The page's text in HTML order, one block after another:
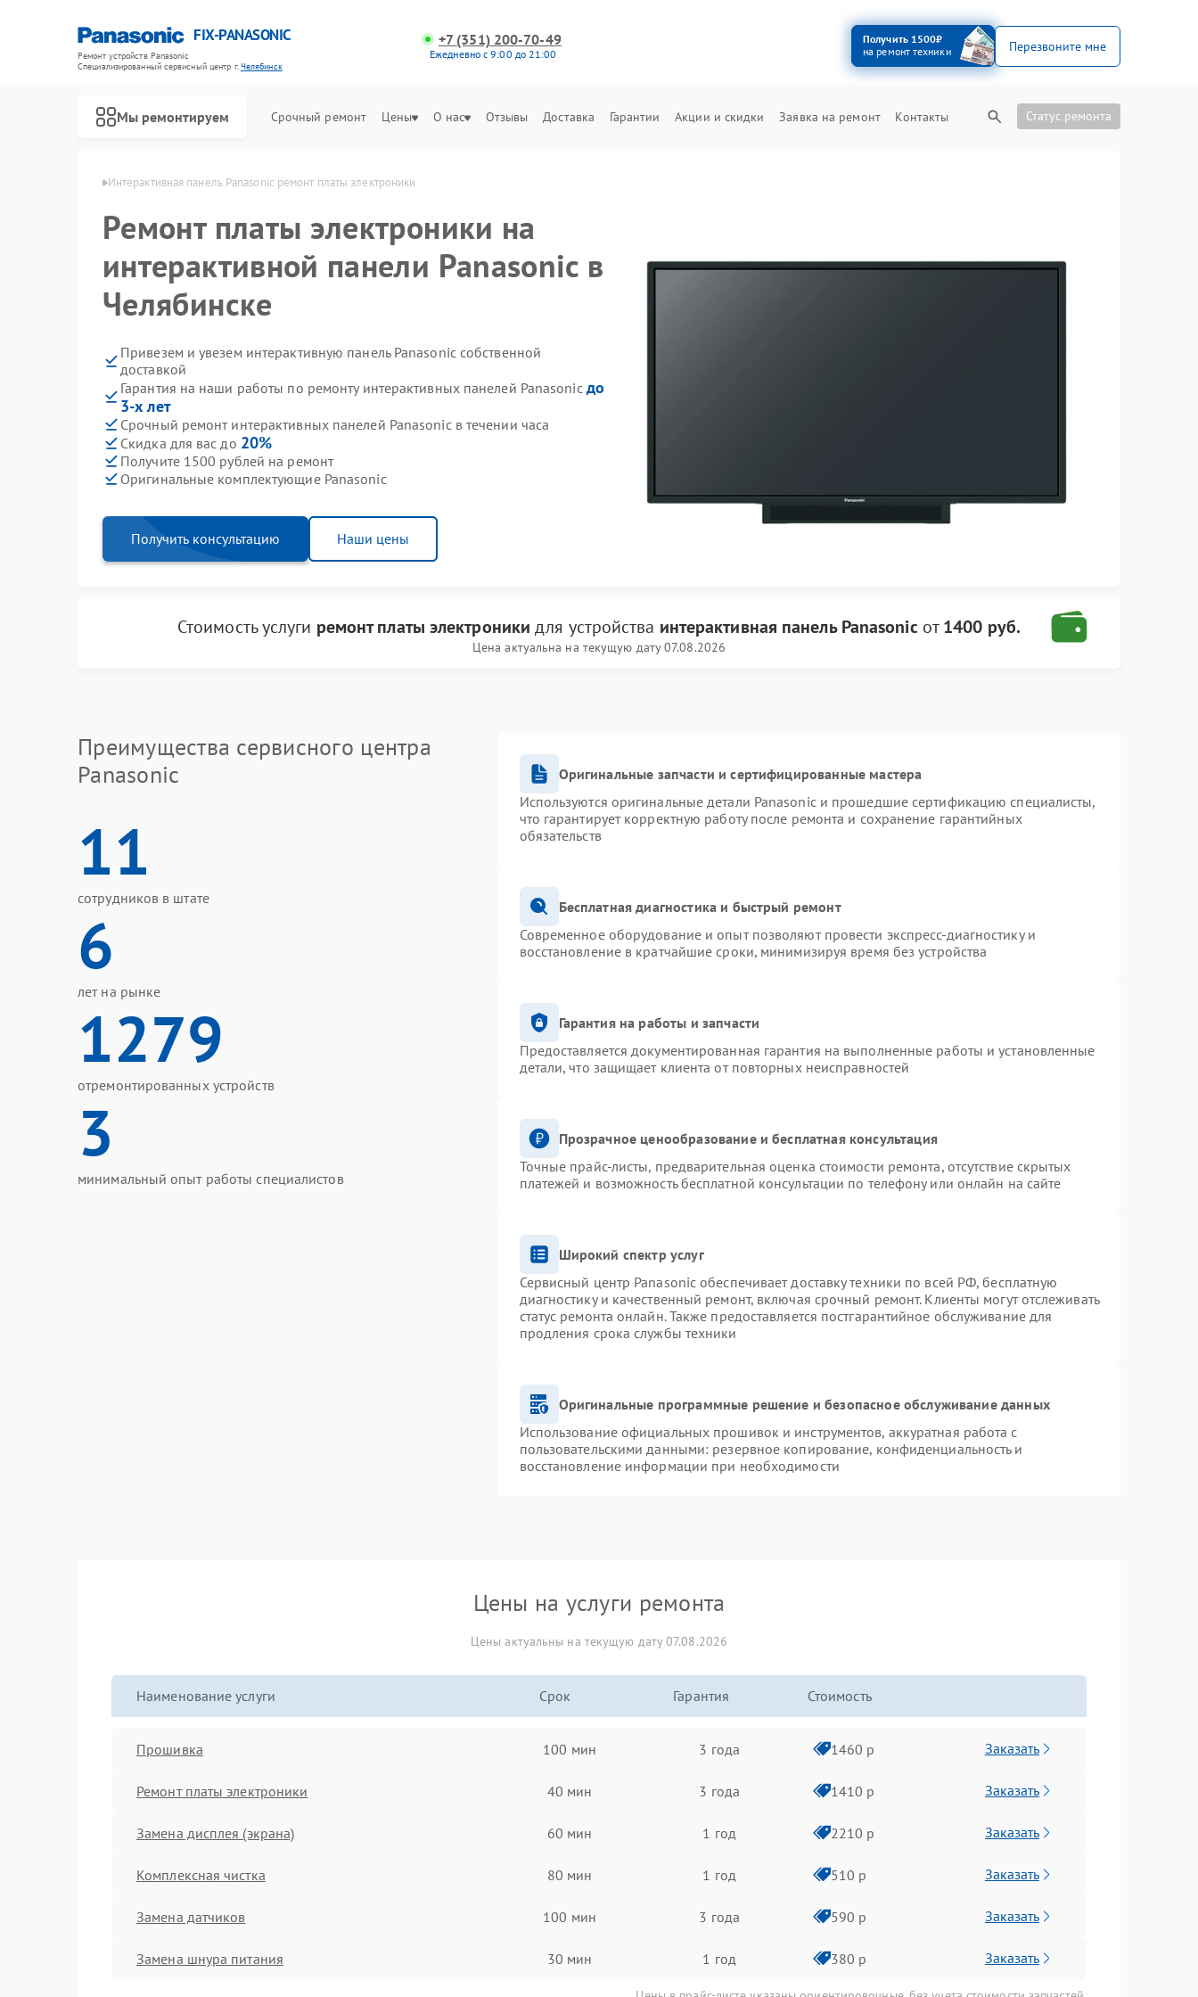
FIX-PANASONIC
Ремонт устройств Panasonic
Специализированный cервисный центр г.Челябинск
+7 (351) 200-70-49
Ежедневно с 9:00 до 21:00
Получить 1500₽
на ремонт техники
Перезвоните мне
Мы ремонтируем Срочный ремонт Цены О нас Отзывы Доставка Гарантии Акции и скидки Заявка на ремонт Контакты Статус ремонта
Интерактивная панель Panasonic ремонт платы электроники
Ремонт платы электроники на
интерактивной панели Panasonic в
Челябинске
Привезем и увезем интерактивную панель Panasonic собственной
доставкой
Гарантия на наши работы по ремонту интерактивных панелей Panasonic до
3-х лет
Срочный ремонт интерактивных панелей Panasonic в течении часа
Скидка для вас до 20%
Получите 1500 рублей на ремонт
Оригинальные комплектующие Panasonic
Получить консультацию Наши цены
Стоимость услуги ремонт платы электроники для устройства интерактивная панель Panasonic от1400 руб.
Цена актуальна на текущую дату 07.08.2026
Преимущества сервисного центра
Panasonic
11
сотрудников в штате
6
лет на рынке
1279
отремонтированных устройств
3
минимальный опыт работы специалистов
Оригинальные запчасти и сертифицированные мастера
Используются оригинальные детали Panasonic и прошедшие сертификацию специалисты,
что гарантирует корректную работу после ремонта и сохранение гарантийных
обязательств
Бесплатная диагностика и быстрый ремонт
Современное оборудование и опыт позволяют провести экспресс-диагностику и
восстановление в кратчайшие сроки, минимизируя время без устройства
Гарантия на работы и запчасти
Предоставляется документированная гарантия на выполненные работы и установленные
детали, что защищает клиента от повторных неисправностей
Прозрачное ценообразование и бесплатная консультация
Точные прайс-листы, предварительная оценка стоимости ремонта, отсутствие скрытых
платежей и возможность бесплатной консультации по телефону или онлайн на сайте
Широкий спектр услуг
Сервисный центр Panasonic обеспечивает доставку техники по всей РФ, бесплатную
диагностику и качественный ремонт, включая срочный ремонт. Клиенты могут отслеживать
статус ремонта онлайн. Также предоставляется постгарантийное обслуживание для
продления срока службы техники
Оригинальные программные решение и безопасное обслуживание данных
Использование официальных прошивок и инструментов, аккуратная работа с
пользовательскими данными: резервное копирование, конфиденциальность и
восстановление информации при необходимости
Цены на услуги ремонта
Цены актуальны на текущую дату 07.08.2026
Наименование услуги Срок Гарантия Стоимость
Прошивка 100 мин 3 года 1460 р Заказать
Ремонт платы электроники 40 мин 3 года 1410 р Заказать
Замена дисплея (экрана) 60 мин 1 год 2210 р Заказать
Комплексная чистка 80 мин 1 год 510 р Заказать
Замена датчиков 100 мин 3 года 590 р Заказать
Замена шнура питания 30 мин 1 год 380 р Заказать